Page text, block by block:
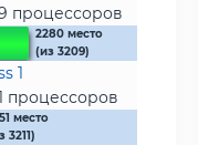
процессоров
2280 место
(из 3209)
1
процессоров
место
3211)